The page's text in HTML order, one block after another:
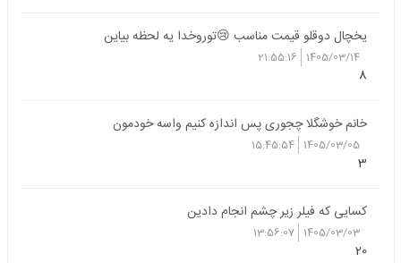
یخچال دوقلو قیمت مناسب 😢توروخدا یه لحظه بیاین
1405/03/14
21:55:16
8
خانم خوشگلا چجوری پس اندازه کنیم واسه خودمون
1405/03/05
15:45:54
3
کسایی که فیلر زیر چشم انجام دادین
1405/03/03
13:56:07
20